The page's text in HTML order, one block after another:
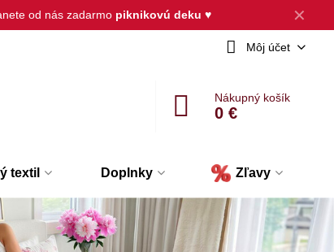
✕
od nás zadarmo piknikovú deku♥
Môj účet
Nákupný košík
0 €
textil Doplnky Zľavy